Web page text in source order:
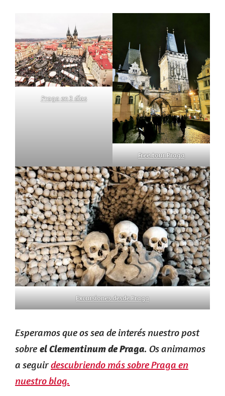
Praga en 3 días
Free tour Praga
Excursiones desde Praga
Esperamos que os sea de interés nuestro post
sobre el Clementinum de Praga. Os animamos
a seguirdescubriendo más sobre Praga en
nuestro blog.